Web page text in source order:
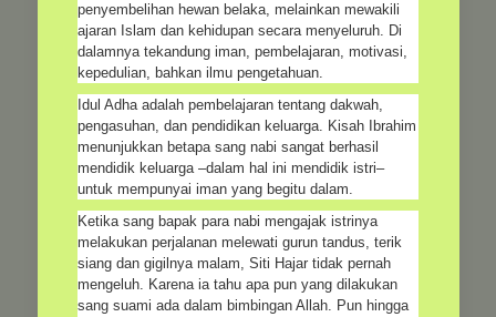
penyembelihan hewan belaka, melainkan mewakili
ajaran Islam dan kehidupan secara menyeluruh. Di
dalamnya tekandung iman, pembelajaran, motivasi,
kepedulian, bahkan ilmu pengetahuan.
Idul Adha adalah pembelajaran tentang dakwah,
pengasuhan, dan pendidikan keluarga. Kisah Ibrahim
menunjukkan betapa sang nabi sangat berhasil
mendidik keluarga –dalam hal ini mendidik istri–
untuk mempunyai iman yang begitu dalam.
Ketika sang bapak para nabi mengajak istrinya
melakukan perjalanan melewati gurun tandus, terik
siang dan gigilnya malam, Siti Hajar tidak pernah
mengeluh. Karena ia tahu apa pun yang dilakukan
sang suami ada dalam bimbingan Allah. Pun hingga